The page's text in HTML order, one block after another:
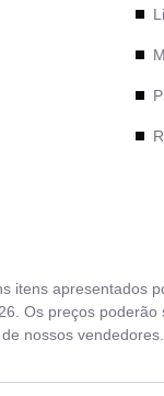
itens apresentados
Os preços
nossos vendedores.